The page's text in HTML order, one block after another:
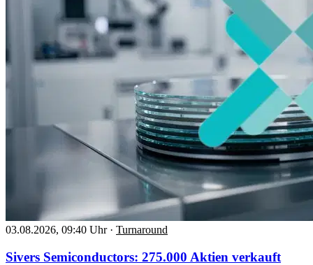
03.08.2026, 09:40 Uhr · Turnaround
Sivers Semiconductors: 275.000 Aktien verkauft